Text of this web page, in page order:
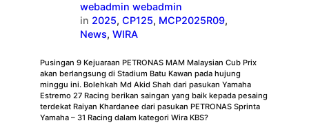
webadmin webadmin
in 2025, CP125, MCP2025R09
News, WIRA
Pusingan 9 Kejuaraan PETRONAS MAM Malaysian Cub Prix
akan berlangsung di Stadium Batu Kawan pada hujung
minggu ini. Bolehkah Md Akid Shah dari pasukan Yamaha
Estremo 27 Racing berikan saingan yang baik kepada pesaing
terdekat Raiyan Khardanee dari pasukan PETRONAS Sprinta
Yamaha – 31 Racing dalam kategori Wira KBS?